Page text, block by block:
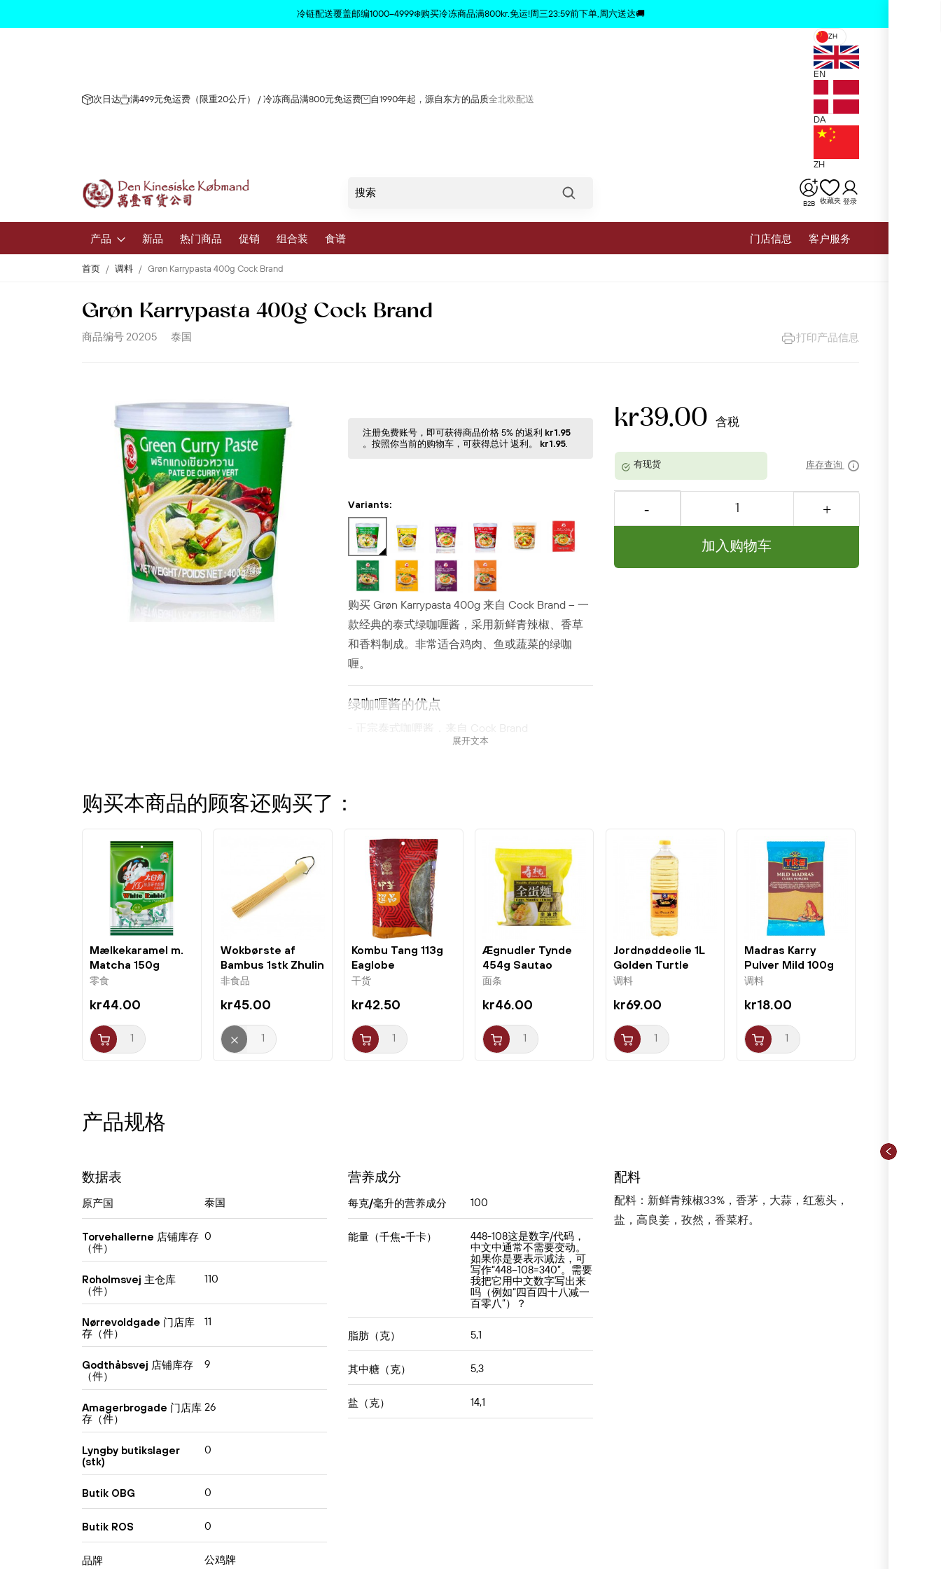
冷链配送覆盖邮编1000–4999❄️购买冷冻商品满800kr.免运!周三23:59前下单,周六送达🚚
次日达 满499元免运费（限重20公斤） / 冷冻商品满800元免运费 自1990年起，源自东方的品质全北欧配送
ZH
EN
DA
ZH
B2B 收藏夹 登录
产品
新鲜水果和蔬菜
新品 热门商品 促销 组合装 食谱 ⻔店信息 客户服务
首页 调料 Grøn Karrypasta 400g Cock Brand
Grøn Karrypasta 400g Cock Brand
商品编号 20205 泰国 打印产品信息
注册免费账号，即可获得商品价格 5% 的返利 kr1.95
。按照你当前的购物⻋，可获得总计 返利。 kr1.95.
Variants:
购买 Grøn Karrypasta 400g 来自 Cock Brand – 一
款经典的泰式绿咖喱酱，采用新鲜青辣椒、香草
和香料制成。非常适合鸡肉、鱼或蔬菜的绿咖
喱。
绿咖喱酱的优点
- 正宗泰式咖喱酱，来自 Cock Brand
- 以新鲜青辣椒和芳香香料带来浓郁风味
产地与品质
绿咖喱，称为Gaeng Keow Wan，是泰国料理中
最具代表性的菜肴之一。它起源于泰国中部，以
其辛辣但清新的风味而深受喜爱。绿色来自于新
鲜青辣椒，与香草和香料一起研磨而成。Cock
Brand 是泰国最受认可的品牌之一，提供正宗的咖
喱酱，确保真实的风味体验。
绿咖喱酱的用途
绿咖喱酱在厨房中用途广泛：
- 制作经典的绿咖喱：鸡肉、椰奶和泰式蔬菜
在锅中加热2汤匙油，加入50克咖喱酱，略
微翻炒以释放香气。
加入250克肉类或蔬菜，与咖喱酱一起翻
炒。
倒入400毫升椰奶，炖煮至食材熟软。
用鱼露、糖和青柠叶调味。
使用小贴士
- 根据喜好通过增减椰奶调节辣度
- 使用新鲜泰国罗勒叶以增强风味
- 可加入竹笋或西葫芦增加饱满感
展开文本
kr39.00 含税
库存查询
加入购物车
产品规格
数据表
原产国 泰国
Torvehallerne 店铺库存
（件）
0
Roholmsvej 主仓库
（件）
110
Nørrevoldgade 门店库
存（件）
11
Godthåbsvej 店铺库存
（件）
9
Amagerbrogade 门店库
存（件）
26
Lyngby butikslager
(stk)
0
Butik OBG 0
Butik ROS 0
品牌 公鸡牌
营养成分
每克/毫升的营养成分 100
能量（千焦-千卡）
448-108这是数字/代码，
中文中通常不需要变动。
如果你是要表示减法，可
写作“448−108=340”。需要
我把它用中文数字写出来
吗（例如“四百四十八减一
百零八”）？
脂肪（克） 5,1
其中糖（克） 5,3
盐（克） 14,1
配料
配料：新鲜青辣椒33%，香茅，大蒜，红葱头，
盐，高良姜，孜然，香菜籽。
购买本商品的顾客还购买了：
Mælkekaramel m.
Matcha 150g
White Rabbit
零食
kr44.00
Wokbørste af
Bambus 1stk Zhulin
非食品
kr45.00
Kombu Tang 113g
Eaglobe
干货
kr42.50
Ægnudler Tynde
454g Sautao
面条
kr46.00
Jordnøddeolie 1L
Golden Turtle
调料
kr69.00
Madras Karry
Pulver Mild 100g
TRS
调料
kr18.00
商品已从购物车中删除